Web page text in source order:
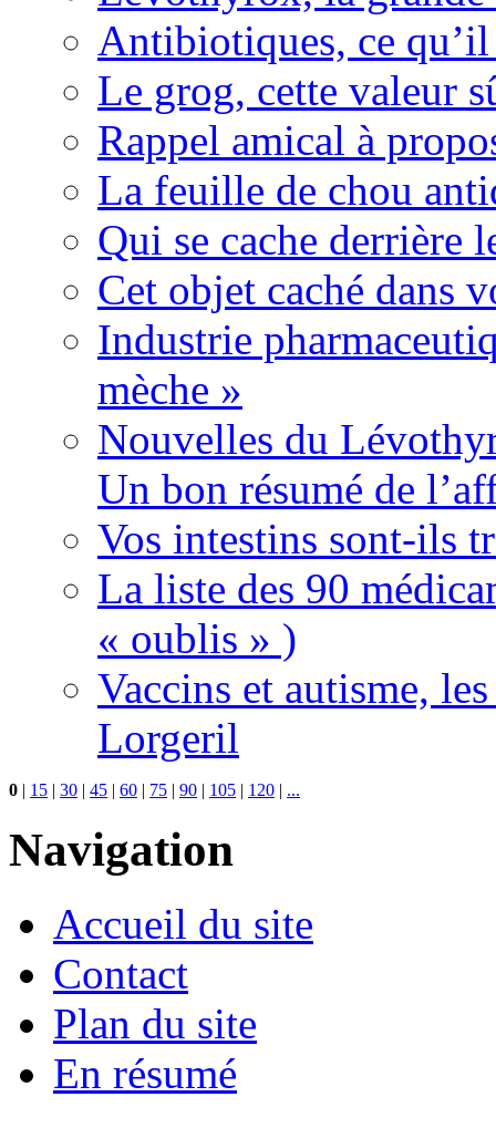
Antibiotiques, ce
Le grog, cette valeur
Rappel amical à
La feuille de chou
Qui se cache derrière
Cet objet caché dans
Industrie
mèche »
Nouvelles du
Un bon résumé de
Vos intestins sont-ils
La liste des 90
« oublis » )
Vaccins et autisme,
Lorgeril
0 | 15 | 30 | 45 | 60 | 75 | 90 | 105 | 120 | ...
Navigation
Accueil du site
Contact
Plan du site
En résumé